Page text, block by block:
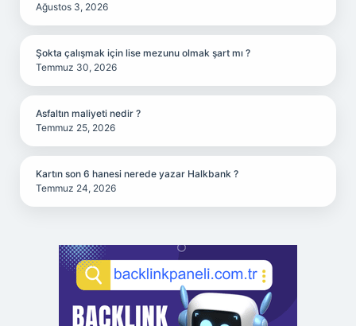
Ağustos 3, 2026
Şokta çalışmak için lise mezunu olmak şart mı ?
Temmuz 30, 2026
Asfaltın maliyeti nedir ?
Temmuz 25, 2026
Kartın son 6 hanesi nerede yazar Halkbank ?
Temmuz 24, 2026